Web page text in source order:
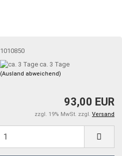
1010850
ca. 3 Tage
(Ausland abweichend)
93,00 EUR
zzgl. 19% MwSt. zzgl. Versand